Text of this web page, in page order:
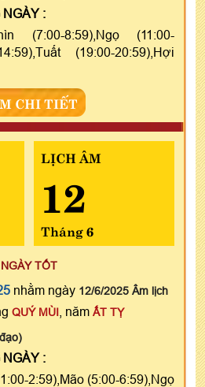
NGÀY :
(7:00-8:59),Ngọ (11:00-
(19:00-20:59),Hợi
CHI TIẾT
LỊCH ÂM
12
Tháng 6
NGÀY TỐT
nhằm ngày 12/6/2025 Âm lịch
QUÝ MÙI , năm ẤT TỴ
NGÀY :
2:59),Mão (5:00-6:59),Ngọ